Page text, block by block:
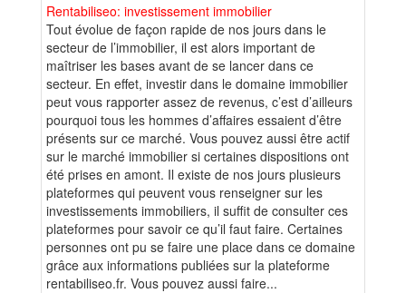
Rentabiliseo: investissement immobilier
Tout évolue de façon rapide de nos jours dans le
secteur de l’immobilier, il est alors important de
maîtriser les bases avant de se lancer dans ce
secteur. En effet, investir dans le domaine immobilier
peut vous rapporter assez de revenus, c’est d’ailleurs
pourquoi tous les hommes d’affaires essaient d’être
présents sur ce marché. Vous pouvez aussi être actif
sur le marché immobilier si certaines dispositions ont
été prises en amont. Il existe de nos jours plusieurs
plateformes qui peuvent vous renseigner sur les
investissements immobiliers, il suffit de consulter ces
plateformes pour savoir ce qu’il faut faire. Certaines
personnes ont pu se faire une place dans ce domaine
grâce aux informations publiées sur la plateforme
rentabiliseo.fr. Vous pouvez aussi faire...